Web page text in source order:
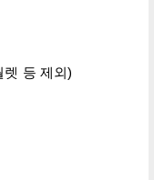
렛 등 제외)